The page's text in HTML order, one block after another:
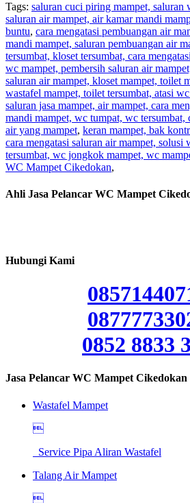
Tags: saluran cuci piring mampet, saluran
saluran air mampet, air kamar mandi
buntu, cara mengatasi pembuangan air
mandi mampet, saluran pembuangan air
tersumbat, kloset tersumbat, cara
wc mampet, pembersih saluran air
saluran air mampet, kloset mampet, toilet
wastafel mampet, toilet tersumbat, atasi
saluran jasa mampet, air mampet, cara
mandi mampet, wc tumpat, wc tersumbat,
air yang mampet, keran mampet, bak
cara mengatasi saluran air mampet, solusi
tersumbat, wc jongkok mampet, wc
WC Mampet Cikedokan,
Ahli Jasa Pelancar WC Mampet
Hubungi Kami
0852 8833
Jasa Pelancar WC Mampet Cikedokan
Wastafel Mampet

Service Pipa Aliran Wastafel
Talang Air Mampet
